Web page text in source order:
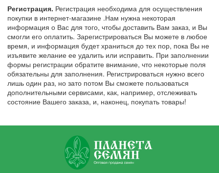
Регистрация. Регистрация необходима для осуществления
покупки в интернет-магазине .Нам нужна некоторая
информация о Вас для того, чтобы доставить Вам заказ, и Вы
смогли его оплатить. Зарегистрироваться Вы можете в любое
время, и информация будет храниться до тех пор, пока Вы не
изъявите желание ее удалить или исправить. При заполнении
формы регистрации обратите внимание, что некоторые поля
обязательны для заполнения. Регистрироваться нужно всего
лишь один раз, но зато потом Вы сможете пользоваться
дополнительными сервисами, как, например, отслеживать
состояние Вашего заказа, и, наконец, покупать товары!